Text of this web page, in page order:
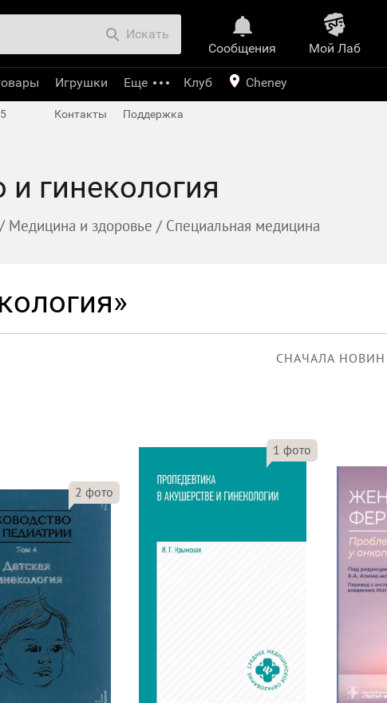
гинекология
/ Медицина и здоровье / Специальная медицина
СНАЧАЛА
2 фото
1 фото
Сообщения
Mой Лаб​
иринт
Искать
Игрушки Еще Клуб Cheney
Контакты Поддержка